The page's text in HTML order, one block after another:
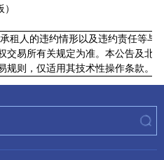
租人的违约情形以及违约责任等与
交易所有关规定为准。本公告及北
规则，仅适用其技术性操作条款。